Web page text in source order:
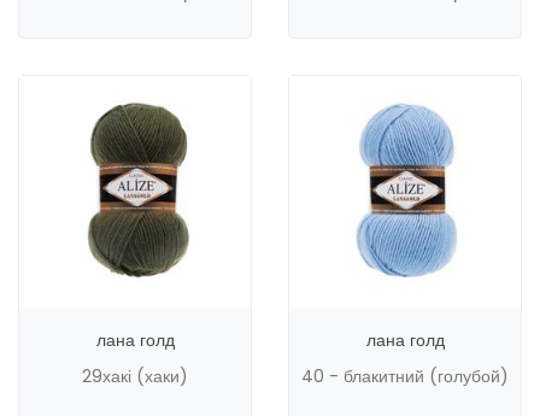
лана голд
29хакі (хаки)
лана голд
40 - блакитний (голубой)